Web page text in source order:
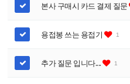
본사 구매시 카드 결제 질문
용접봉 쓰는 용접기 1
추가 질문 입니다.... 1